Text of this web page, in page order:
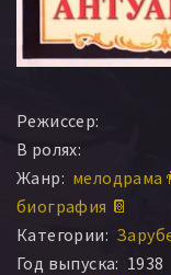
Режиссер:
В ролях:
Жанр: мелодрама
биография 📔
Категории:
Год выпуска: 1938